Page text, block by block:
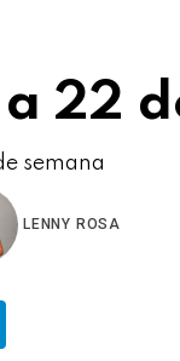
22
semana
LENNY ROSA